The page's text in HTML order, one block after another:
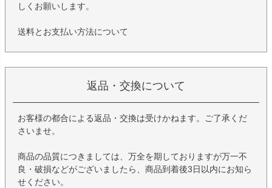
しくお願いします。
送料とお支払い方法について
返品・交換について
お客様の都合による返品・交換は受けかねます。ご了承くだ
さいませ。
商品の品質につきましては、万全を期しておりますが万一不
良・破損などがございましたら、商品到着後3日以内にお知ら
せください。